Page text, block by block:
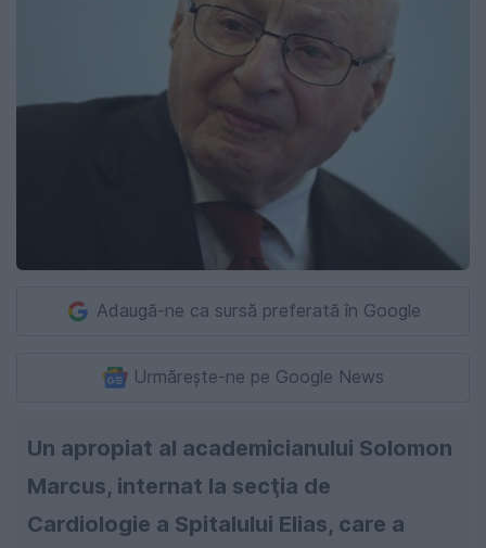
Adaugă-ne ca sursă preferată în Google
Urmărește-ne pe Google News
Un apropiat al academicianului Solomon
Marcus, internat la secţia de
Cardiologie a Spitalului Elias, care a